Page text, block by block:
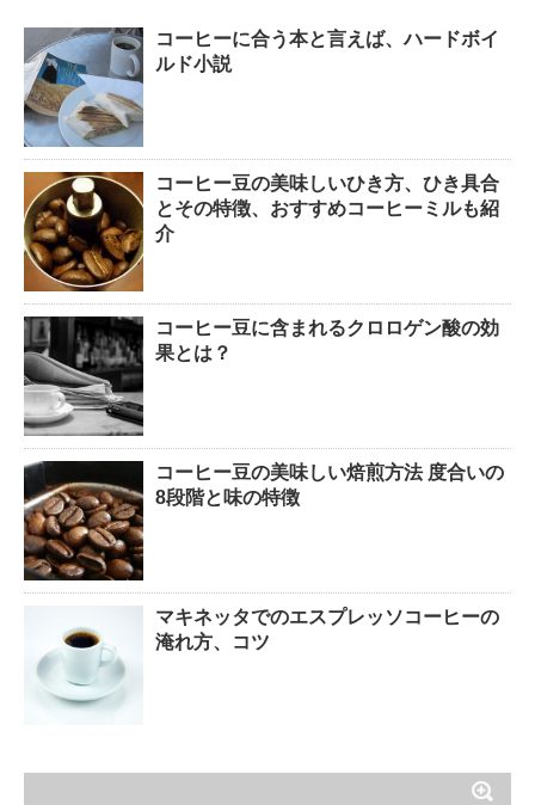
コーヒーに合う本と言えば、ハードボイ
ルド小説
コーヒー豆の美味しいひき方、ひき具合
とその特徴、おすすめコーヒーミルも紹
介
コーヒー豆に含まれるクロロゲン酸の効
果とは？
コーヒー豆の美味しい焙煎方法 度合いの
8段階と味の特徴
マキネッタでのエスプレッソコーヒーの
淹れ方、コツ